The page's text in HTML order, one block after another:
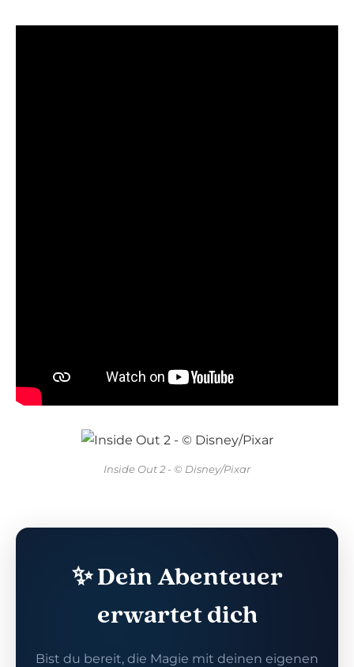
Inside Out 2 - © Disney/Pixar
✨ Dein Abenteuer
erwartet dich
Bist du bereit, die Magie mit deinen eigenen